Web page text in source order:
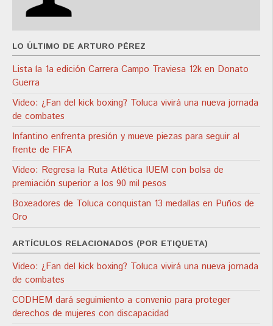
LO ÚLTIMO DE ARTURO PÉREZ
Lista la 1a edición Carrera Campo Traviesa 12k en Donato
Guerra
Video: ¿Fan del kick boxing? Toluca vivirá una nueva jornada
de combates
Infantino enfrenta presión y mueve piezas para seguir al
frente de FIFA
Video: Regresa la Ruta Atlética IUEM con bolsa de
premiación superior a los 90 mil pesos
Boxeadores de Toluca conquistan 13 medallas en Puños de
Oro
ARTÍCULOS RELACIONADOS (POR ETIQUETA)
Video: ¿Fan del kick boxing? Toluca vivirá una nueva jornada
de combates
CODHEM dará seguimiento a convenio para proteger
derechos de mujeres con discapacidad